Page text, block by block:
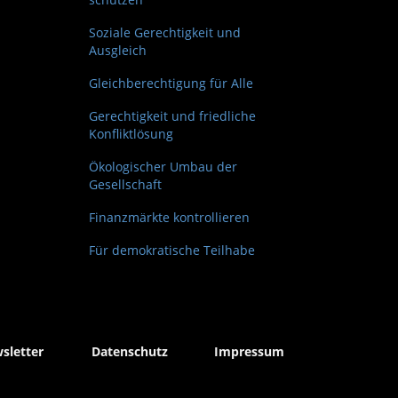
Soziale Gerechtigkeit und
Ausgleich
Gleichberechtigung für Alle
Gerechtigkeit und friedliche
Konfliktlösung
Ökologischer Umbau der
Gesellschaft
Finanzmärkte kontrollieren
Für demokratische Teilhabe